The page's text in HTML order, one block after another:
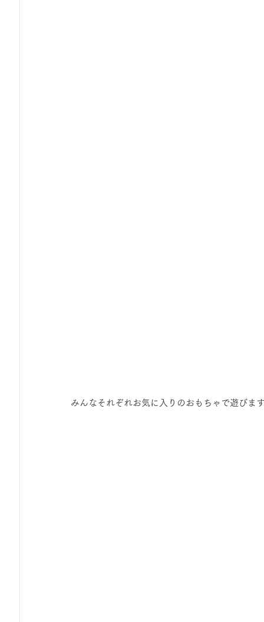
みんなそれぞれお気に入りのおもちゃで遊びま